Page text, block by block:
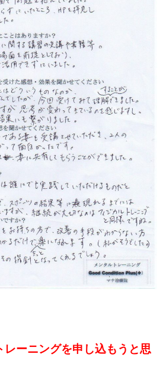
レーニングを申し込もうと思